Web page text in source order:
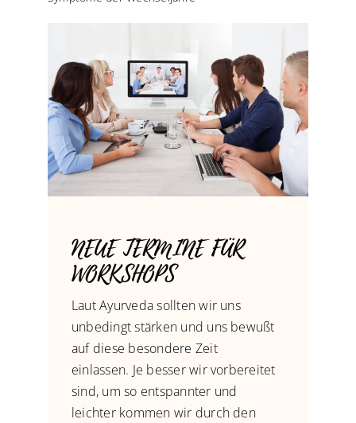
NEUE TERMINE FÜR
WORKSHOPS
Laut Ayurveda sollten wir uns
unbedingt stärken und uns bewußt
auf diese besondere Zeit
einlassen. Je besser wir vorbereitet
sind, um so entspannter und
leichter kommen wir durch den